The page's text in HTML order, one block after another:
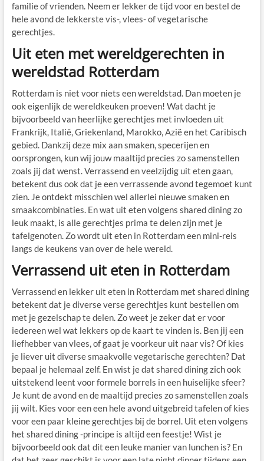
familie of vrienden. Neem er lekker de tijd voor en bestel de
hele avond de lekkerste vis-, vlees- of vegetarische
gerechtjes.
Uit eten met wereldgerechten in
wereldstad Rotterdam
Rotterdam is niet voor niets een wereldstad. Dan moeten je
ook eigenlijk de wereldkeuken proeven! Wat dacht je
bijvoorbeeld van heerlijke gerechtjes met invloeden uit
Frankrijk, Italië, Griekenland, Marokko, Azië en het Caribisch
gebied. Dankzij deze mix aan smaken, specerijen en
oorsprongen, kun wij jouw maaltijd precies zo samenstellen
zoals jij dat wenst. Verrassend en veelzijdig uit eten gaan,
betekent dus ook dat je een verrassende avond tegemoet kunt
zien. Je ontdekt misschien wel allerlei nieuwe smaken en
smaakcombinaties. En wat uit eten volgens shared dining zo
leuk maakt, is alle gerechtjes prima te delen zijn met je
tafelgenoten. Zo wordt uit eten in Rotterdam een mini-reis
langs de keukens van over de hele wereld.
Verrassend uit eten in Rotterdam
Verrassend en lekker uit eten in Rotterdam met shared dining
betekent dat je diverse verse gerechtjes kunt bestellen om
met je gezelschap te delen. Zo weet je zeker dat er voor
iedereen wel wat lekkers op de kaart te vinden is. Ben jij een
liefhebber van vlees, of gaat je voorkeur uit naar vis? Of kies
je liever uit diverse smaakvolle vegetarische gerechten? Dat
bepaal je helemaal zelf. En wist je dat shared dining zich ook
uitstekend leent voor formele borrels in een huiselijke sfeer?
Je kunt de avond en de maaltijd precies zo samenstellen zoals
jij wilt. Kies voor een een hele avond uitgebreid tafelen of kies
voor een paar kleine gerechtjes bij de borrel. Uit eten volgens
het shared dining -principe is altijd een feestje! Wist je
bijvoorbeeld ook dat dit een leuke manier van lunchen is? En